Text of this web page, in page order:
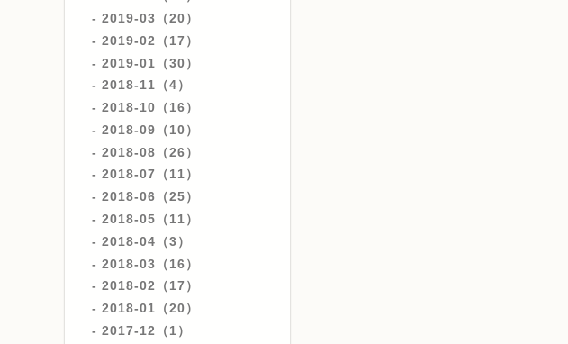
2019-03（20）
2019-02（17）
2019-01（30）
2018-11（4）
2018-10（16）
2018-09（10）
2018-08（26）
2018-07（11）
2018-06（25）
2018-05（11）
2018-04（3）
2018-03（16）
2018-02（17）
2018-01（20）
2017-12（1）